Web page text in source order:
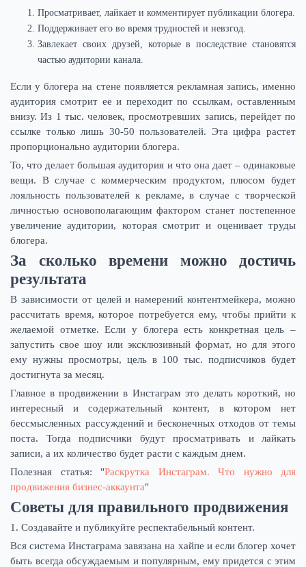
Просматривает, лайкает и комментирует публикации блогера.
Поддерживает его во время трудностей и невзгод.
Завлекает своих друзей, которые в последствие становятся
частью аудитории канала.
Если у блогера на стене появляется рекламная запись, именно
аудитория смотрит ее и переходит по ссылкам, оставленным
внизу. Из 1 тыс. человек, просмотревших запись, перейдет по
ссылке только лишь 30-50 пользователей. Эта цифра растет
пропорционально аудитории блогера.
То, что делает большая аудитория и что она дает – одинаковые
вещи. В случае с коммерческим продуктом, плюсом будет
лояльность пользователей к рекламе, в случае с творческой
личностью основополагающим фактором станет постепенное
увеличение аудитории, которая смотрит и оценивает труды
блогера.
За сколько времени можно достичь
результата
В зависимости от целей и намерений контентмейкера, можно
рассчитать время, которое потребуется ему, чтобы прийти к
желаемой отметке. Если у блогера есть конкретная цель –
запустить свое шоу или эксклюзивный формат, но для этого
ему нужны просмотры, цель в 100 тыс. подписчиков будет
достигнута за месяц.
Главное в продвижении в Инстаграм это делать короткий, но
интересный и содержательный контент, в котором нет
бессмысленных рассуждений и бесконечных отходов от темы
поста. Тогда подписчики будут просматривать и лайкать
записи, а их количество будет расти с каждым днем.
Полезная статья: "Раскрутка Инстаграм. Что нужно для
продвижения бизнес-аккаунта"
Советы для правильного продвижения
1. Создавайте и публикуйте респектабельный контент.
Вся система Инстаграма завязана на хайпе и если блогер хочет
быть всегда обсуждаемым и популярным, ему придется с этим